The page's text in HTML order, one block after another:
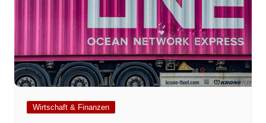
Wirtschaft & Finanzen